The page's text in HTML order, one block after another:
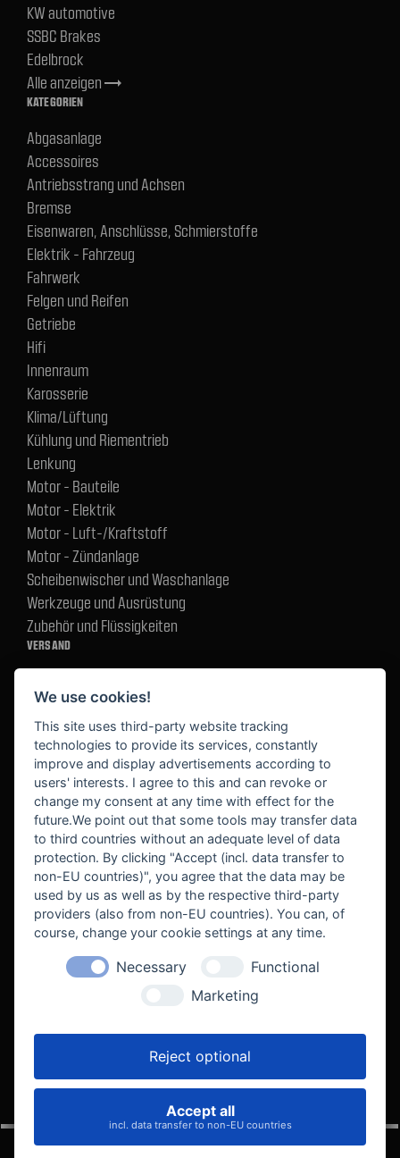
KW automotive
SSBC Brakes
Edelbrock
Alle anzeigentrending_flat
KATEGORIEN
Abgasanlage
Accessoires
Antriebsstrang und Achsen
Bremse
Eisenwaren, Anschlüsse, Schmierstoffe
Elektrik - Fahrzeug
Fahrwerk
Felgen und Reifen
Getriebe
Hifi
Innenraum
Karosserie
Klima/Lüftung
Kühlung und Riementrieb
Lenkung
Motor - Bauteile
Motor - Elektrik
Motor - Luft-/Kraftstoff
Motor - Zündanlage
Scheibenwischer und Waschanlage
Werkzeuge und Ausrüstung
Zubehör und Flüssigkeiten
VERSAND
BEKANNT AUS
VELOCITY AUTOMOTIVE
We use cookies!
This site uses third-party website tracking
technologies to provide its services, constantly
improve and display advertisements according to
users' interests. I agree to this and can revoke or
change my consent at any time with effect for the
future.We point out that some tools may transfer data
to third countries without an adequate level of data
protection. By clicking "Accept (incl. data transfer to
non-EU countries)", you agree that the data may be
used by us as well as by the respective third-party
providers (also from non-EU countries). You can, of
course, change your cookie settings at any time.
Necessary
Functional
Marketing
Reject optional
Accept all
incl. data transfer to non-EU countries